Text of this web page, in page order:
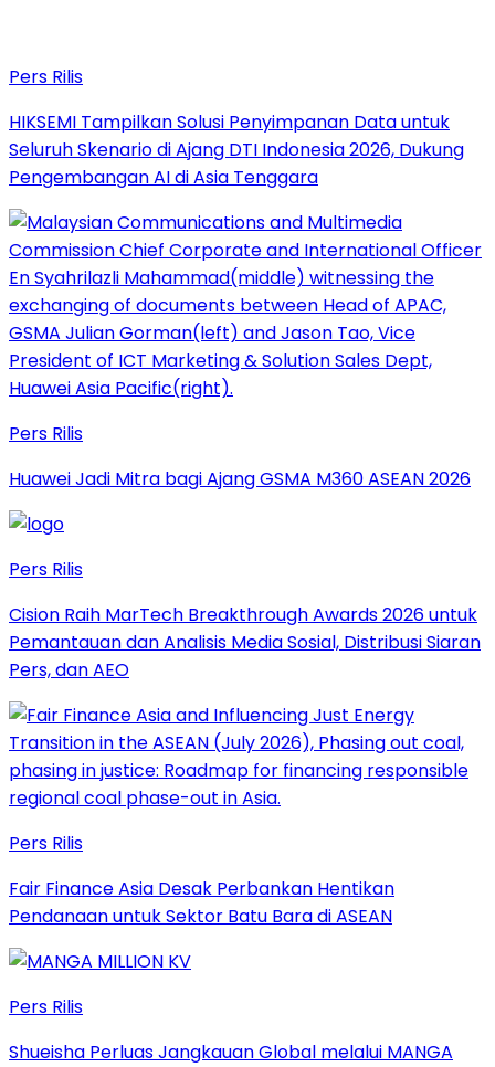
Pers Rilis
HIKSEMI Tampilkan Solusi Penyimpanan Data untuk
Seluruh Skenario di Ajang DTI Indonesia 2026, Dukung
Pengembangan AI di Asia Tenggara
Pers Rilis
Huawei Jadi Mitra bagi Ajang GSMA M360 ASEAN 2026
Pers Rilis
Cision Raih MarTech Breakthrough Awards 2026 untuk
Pemantauan dan Analisis Media Sosial, Distribusi Siaran
Pers, dan AEO
Pers Rilis
Fair Finance Asia Desak Perbankan Hentikan
Pendanaan untuk Sektor Batu Bara di ASEAN
Pers Rilis
Shueisha Perluas Jangkauan Global melalui MANGA